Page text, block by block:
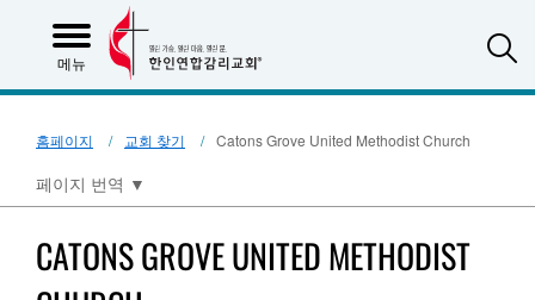
메뉴
홈페이지 교회 찾기 Catons Grove United Methodist Church
페이지 번역 ▼
CATONS GROVE UNITED METHODIST